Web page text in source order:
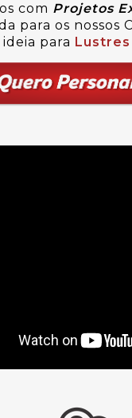
com Projetos
para os nossos
ideia para